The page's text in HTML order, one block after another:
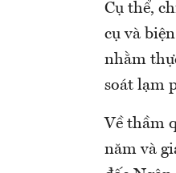
Cụ thể,
cụ và
nhằm
soát lạm
Về thầm
năm và